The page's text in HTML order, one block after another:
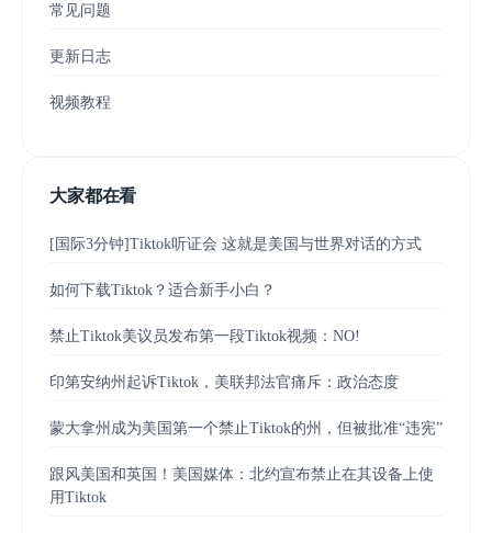
常见问题
更新日志
视频教程
大家都在看
[国际3分钟]Tiktok听证会 这就是美国与世界对话的方式
如何下载Tiktok？适合新手小白？
禁止Tiktok美议员发布第一段Tiktok视频：NO!
印第安纳州起诉Tiktok，美联邦法官痛斥：政治态度
蒙大拿州成为美国第一个禁止Tiktok的州，但被批准“违宪”
跟风美国和英国！美国媒体：北约宣布禁止在其设备上使
用Tiktok